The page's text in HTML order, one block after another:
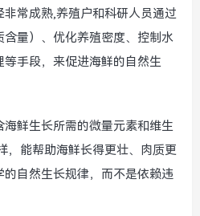
常成熟,养殖户和科研人员通过
量）、优化养殖密度、控制水
手段，来促进海鲜的自然生
鲜生长所需的微量元素和维生
，能帮助海鲜长得更壮、肉质更
自然生长规律，而不是依赖违